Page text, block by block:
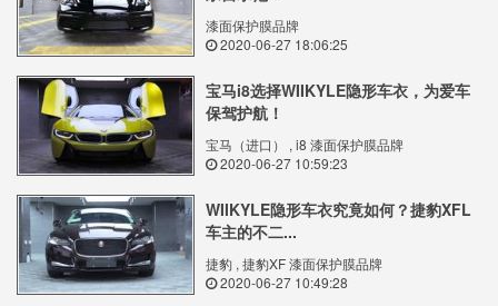
漆面保护膜品牌
2020-06-27 18:06:25
宝马i8选择WIIKYLE隐形车衣，为爱车
保驾护航！
宝马（进口） , i8 漆面保护膜品牌
2020-06-27 10:59:23
WIIKYLE隐形车衣究竟如何？捷豹XFL
车主的不二...
捷豹 , 捷豹XF 漆面保护膜品牌
2020-06-27 10:49:28